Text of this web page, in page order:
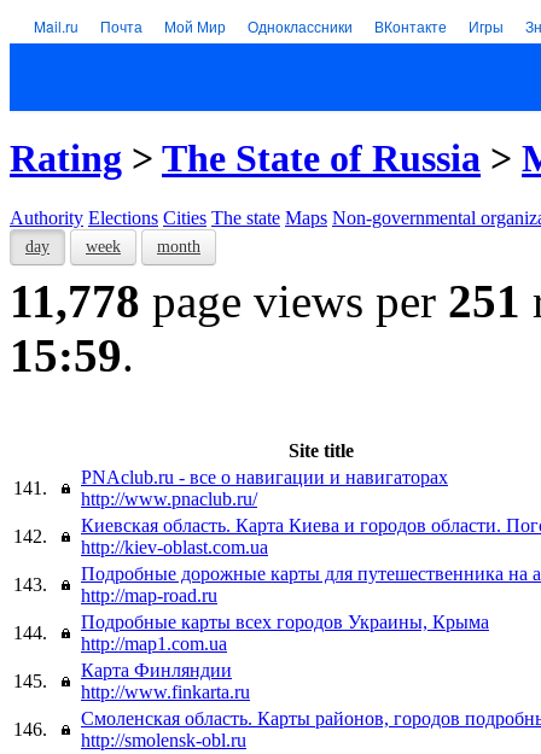
Mail.ru Почта Мой Мир Одноклассники ВКонтакте Игры
Rating > The State of Russia >
Authority Elections Cities The state Maps Non-governmental
day week month
11,778 page views per 251
15:59.
Site title
141.
PNAclub.ru - все о навигации и навигаторах
http://www.pnaclub.ru/
142.
Киевская область. Карта Киева и городов области.
http://kiev-oblast.com.ua
143.
Подробные дорожные карты для путешественника на
http://map-road.ru
144.
Подробные карты всех городов Украины, Крыма
http://map1.com.ua
145.
Карта Финляндии
http://www.finkarta.ru
146.
Смоленская область. Карты районов, городов
http://smolensk-obl.ru